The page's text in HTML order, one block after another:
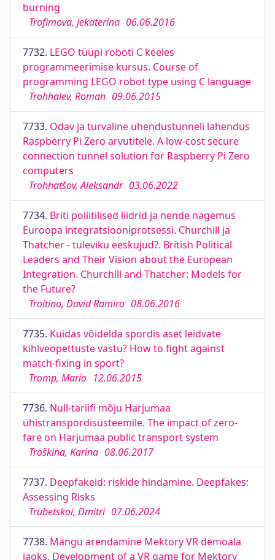
burning
Trofimova, Jekaterina 06.06.2016
7732. LEGO tüüpi roboti C keeles
programmeerimise kursus. Course of
programming LEGO robot type using C language
Trohhalev, Roman 09.06.2015
7733. Odav ja turvaline ühendustunneli lahendus
Raspberry Pi Zero arvutitele. A low-cost secure
connection tunnel solution for Raspberry Pi Zero
computers
Trohhatšov, Aleksandr 03.06.2022
7734. Briti poliitilised liidrid ja nende nägemus
Euroopa integratsiooniprotsessi. Churchill ja
Thatcher - tuleviku eeskujud?. British Political
Leaders and Their Vision about the European
Integration. Churchill and Thatcher: Models for
the Future?
Troitino, David Ramiro 08.06.2016
7735. Kuidas võidelda spordis aset leidvate
kihlveopettuste vastu? How to fight against
match-fixing in sport?
Tromp, Mario 12.06.2015
7736. Null-tariifi mõju Harjumaa
ühistranspordisüsteemile. The impact of zero-
fare on Harjumaa public transport system
Troškina, Karina 08.06.2017
7737. Deepfakeid: riskide hindamine. Deepfakes:
Assessing Risks
Trubetskoi, Dmitri 07.06.2024
7738. Mängu arendamine Mektory VR demoala
jaoks. Development of a VR game for Mektory